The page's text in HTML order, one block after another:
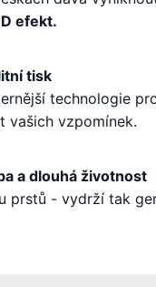
efekt.
tisk
technologie
vašich vzpomínek.
a dlouhá životnost
prstů - vydrží tak